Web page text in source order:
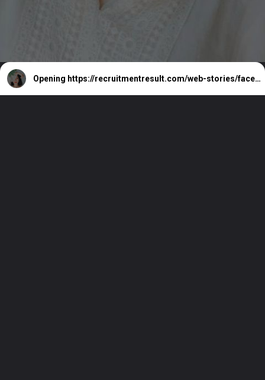
Opening https://recruitmentresult.com/web-stories/face-pack-for-glowing-skin/